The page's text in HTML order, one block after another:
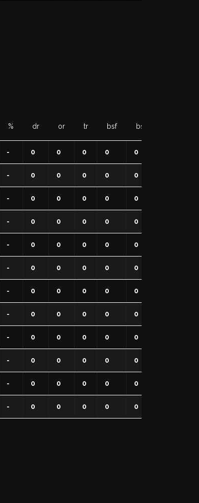
% dr or tr bsf bsa
- 0 0 0 0 0
- 0 0 0 0 0
- 0 0 0 0 0
- 0 0 0 0 0
- 0 0 0 0 0
- 0 0 0 0 0
- 0 0 0 0 0
- 0 0 0 0 0
- 0 0 0 0 0
- 0 0 0 0 0
- 0 0 0 0 0
- 0 0 0 0 0